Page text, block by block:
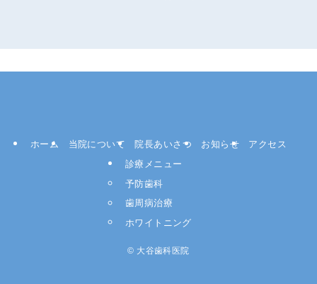
ホーム 当院について 院長あいさつ お知らせ
アクセス
診療メニュー
予防歯科
歯周病治療
ホワイトニング
© 大谷歯科医院